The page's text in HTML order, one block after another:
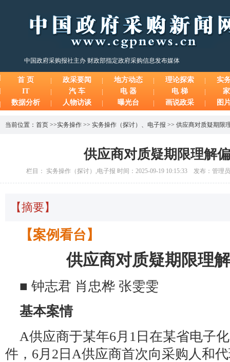
中国政府采购报社主办 财政部指定政府采购信息发布媒体
首 页 政采要闻 地方动态 理论探索
实
IT
汽 车 电 器 电 梯
数据分析
人物访谈 曝光台 画说政采 图
当前位置： 首页 >>实务操作 >> 实务操作（探讨） 、 电子报 >> 供应商对质疑期限
供应商对质疑期限理解
栏目： 实务操作（探讨）,电子报 时间：2025-09-19 10:15:33 发布：管理
【摘要】
【案例看台】
供应商对质疑期限理
■ 钟志君 肖忠桦 张雯雯
基本案情
A供应商于某年6月1日在某省电子
件，6月2日A供应商首次向采购人和